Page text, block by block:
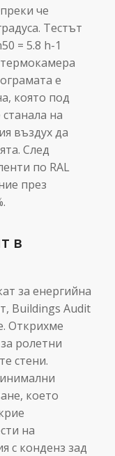
че
Тестът
= 5.8 h-1
е
която под
на
въздух да
След
по RAL
през
в
за енергийна
Buildings Audit
Открихме
ролетни
стени.
което
на
с конденз зад